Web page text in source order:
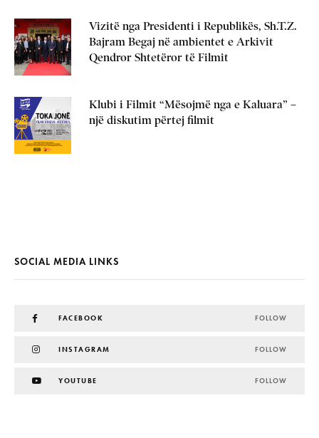
Vizitë nga Presidenti i Republikës, Sh.T.Z.
Bajram Begaj në ambientet e Arkivit
Qendror Shtetëror të Filmit
Klubi i Filmit “Mësojmë nga e Kaluara” –
një diskutim përtej filmit
SOCIAL MEDIA LINKS
FACEBOOK FOLLOW
INSTAGRAM FOLLOW
YOUTUBE FOLLOW